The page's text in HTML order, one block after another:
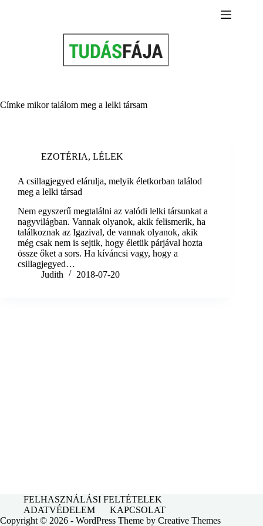
Címke mikor találom meg a lelki társam
EZOTÉRIA, LÉLEK
A csillagjegyed elárulja, melyik életkorban találod
meg a lelki társad
Nem egyszerű megtalálni az valódi lelki társunkat a
nagyvilágban. Vannak olyanok, akik felismerik, ha
találkoznak az Igazival, de vannak olyanok, akik
még csak nem is sejtik, hogy életük párjával hozta
össze őket a sors. Ha kíváncsi vagy, hogy a
csillagjegyed…
Judith
2018-07-20
FELHASZNÁLÁSI FELTÉTELEK
ADATVÉDELEM
KAPCSOLAT
Copyright © 2026 - WordPress Theme by Creative Themes